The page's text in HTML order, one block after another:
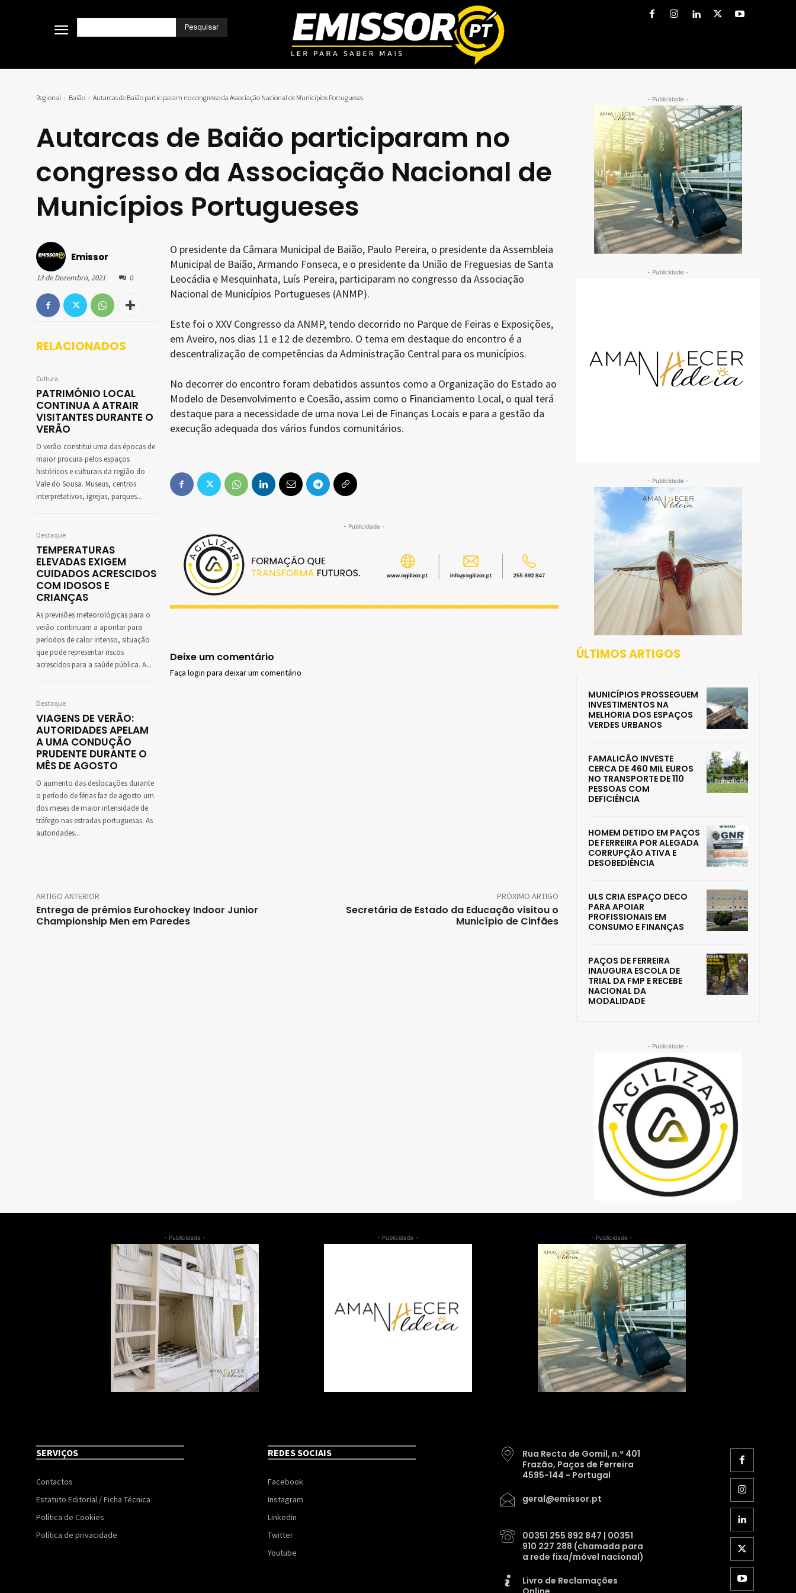
Pesquisar
Regional Baião Autarcas de Baião participaram no congresso da Associação Nacional de Municípios Portugueses
Autarcas de Baião participaram no
congresso da Associação Nacional de
Municípios Portugueses
Emissor
13 de Dezembro, 2021 0
RELACIONADOS
Cultura
PATRIMÓNIO LOCAL
CONTINUA A ATRAIR
VISITANTES DURANTE O
VERÃO
O verão constitui uma das épocas de
maior procura pelos espaços
históricos e culturais da região do
Vale do Sousa. Museus, centros
interpretativos, igrejas, parques...
Destaque
TEMPERATURAS
ELEVADAS EXIGEM
CUIDADOS ACRESCIDOS
COM IDOSOS E
CRIANÇAS
As previsões meteorológicas para o
verão continuam a apontar para
períodos de calor intenso, situação
que pode representar riscos
acrescidos para a saúde pública. A...
Destaque
VIAGENS DE VERÃO:
AUTORIDADES APELAM
A UMA CONDUÇÃO
PRUDENTE DURANTE O
MÊS DE AGOSTO
O aumento das deslocações durante
o período de férias faz de agosto um
dos meses de maior intensidade de
tráfego nas estradas portuguesas. As
autoridades...
O presidente da Câmara Municipal de Baião, Paulo Pereira, o presidente da Assembleia
Municipal de Baião, Armando Fonseca, e o presidente da União de Freguesias de Santa
Leocádia e Mesquinhata, Luís Pereira, participaram no congresso da Associação
Nacional de Municípios Portugueses (ANMP).
Este foi o XXV Congresso da ANMP, tendo decorrido no Parque de Feiras e Exposições,
em Aveiro, nos dias 11 e 12 de dezembro. O tema em destaque do encontro é a
descentralização de competências da Administração Central para os municípios.
No decorrer do encontro foram debatidos assuntos como a Organização do Estado ao
Modelo de Desenvolvimento e Coesão, assim como o Financiamento Local, o qual terá
destaque para a necessidade de uma nova Lei de Finanças Locais e para a gestão da
execução adequada dos vários fundos comunitários.
- Publicidade -
Deixe um comentário
Faça login para deixar um comentário
ARTIGO ANTERIOR
Entrega de prémios Eurohockey Indoor Junior
Championship Men em Paredes
PRÓXIMO ARTIGO
Secretária de Estado da Educação visitou o
Município de Cinfães
- Publicidade -
- Publicidade -
- Publicidade -
ÚLTIMOS ARTIGOS
MUNICÍPIOS PROSSEGUEM
INVESTIMENTOS NA
MELHORIA DOS ESPAÇOS
VERDES URBANOS
FAMALICÃO INVESTE
CERCA DE 460 MIL EUROS
NO TRANSPORTE DE 110
PESSOAS COM
DEFICIÊNCIA
HOMEM DETIDO EM PAÇOS
DE FERREIRA POR ALEGADA
CORRUPÇÃO ATIVA E
DESOBEDIÊNCIA
ULS CRIA ESPAÇO DECO
PARA APOIAR
PROFISSIONAIS EM
CONSUMO E FINANÇAS
PAÇOS DE FERREIRA
INAUGURA ESCOLA DE
TRIAL DA FMP E RECEBE
NACIONAL DA
MODALIDADE
- Publicidade -
- Publicidade - - Publicidade - - Publicidade -
SERVIÇOS
Contactos
Estatuto Editorial / Ficha Técnica
Política de Cookies
Política de privacidade
REDES SOCIAIS
Facebook
Instagram
Linkedin
Twitter
Youtube
Rua Recta de Gomil, n.º 401
Frazão, Paços de Ferreira
4595-144 - Portugal
geral@emissor.pt
00351 255 892 847 | 00351
910 227 288 (chamada para
a rede fixa/móvel nacional)
Livro de Reclamações